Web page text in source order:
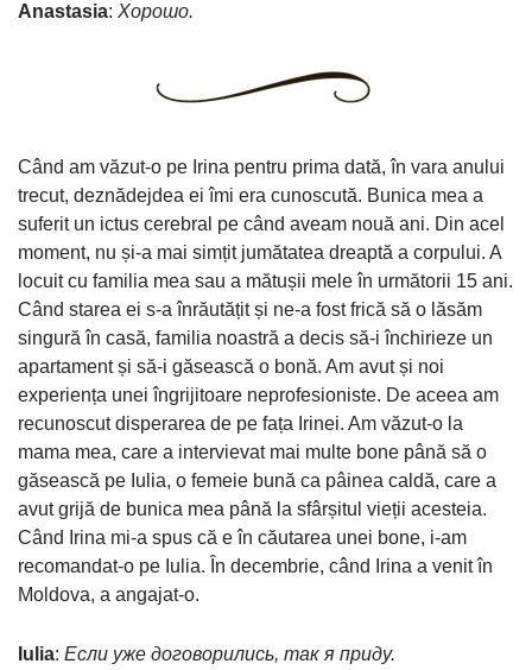
Anastasia: Хорошо.
Când am văzut-o pe Irina pentru prima dată, în vara anului
trecut, deznădejdea ei îmi era cunoscută. Bunica mea a
suferit un ictus cerebral pe când aveam nouă ani. Din acel
moment, nu și-a mai simțit jumătatea dreaptă a corpului. A
locuit cu familia mea sau a mătușii mele în următorii 15 ani.
Când starea ei s-a înrăutățit și ne-a fost frică să o lăsăm
singură în casă, familia noastră a decis să-i închirieze un
apartament și să-i găsească o bonă. Am avut și noi
experiența unei îngrijitoare neprofesioniste. De aceea am
recunoscut disperarea de pe fața Irinei. Am văzut-o la
mama mea, care a intervievat mai multe bone până să o
găsească pe Iulia, o femeie bună ca pâinea caldă, care a
avut grijă de bunica mea până la sfârșitul vieții acesteia.
Când Irina mi-a spus că e în căutarea unei bone, i-am
recomandat-o pe Iulia. În decembrie, când Irina a venit în
Moldova, a angajat-o.
Iulia: Если уже договорились, так я приду.